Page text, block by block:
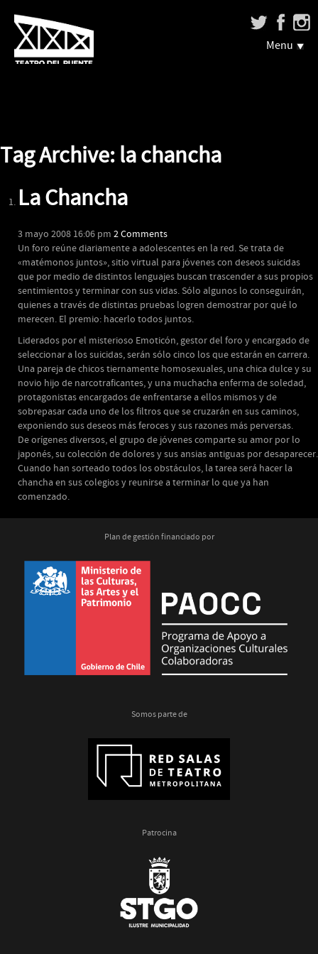
Menu
Tag Archive: la chancha
La Chancha
3 mayo 2008 16:06 pm 2 Comments
Un foro reúne diariamente a adolescentes en la red. Se trata de
«matémonos juntos», sitio virtual para jóvenes con deseos suicidas
que por medio de distintos lenguajes buscan trascender a sus propios
sentimientos y terminar con sus vidas. Sólo algunos lo conseguirán,
quienes a través de distintas pruebas logren demostrar por qué lo
merecen. El premio: hacerlo todos juntos.
Liderados por el misterioso Emoticón, gestor del foro y encargado de
seleccionar a los suicidas, serán sólo cinco los que estarán en carrera.
Una pareja de chicos tiernamente homosexuales, una chica dulce y su
novio hijo de narcotraficantes, y una muchacha enferma de soledad,
protagonistas encargados de enfrentarse a ellos mismos y de
sobrepasar cada uno de los filtros que se cruzarán en sus caminos,
exponiendo sus deseos más feroces y sus razones más perversas.
De orígenes diversos, el grupo de jóvenes comparte su amor por lo
japonés, su colección de dolores y sus ansias antiguas por desaparecer.
Cuando han sorteado todos los obstáculos, la tarea será hacer la
chancha en sus colegios y reunirse a terminar lo que ya han
comenzado.
Plan de gestión financiado por
Somos parte de
Patrocina